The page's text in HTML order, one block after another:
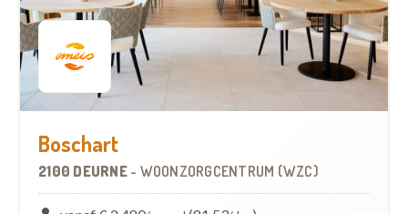
Boschart
2100 DEURNE - WOONZORGCENTRUM (WZC)